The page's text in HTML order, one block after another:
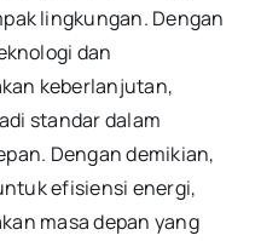
lingkungan. Dengan
dan
keberlanjutan,
standar dalam
Dengan demikian,
efisiensi energi,
masa depan yang